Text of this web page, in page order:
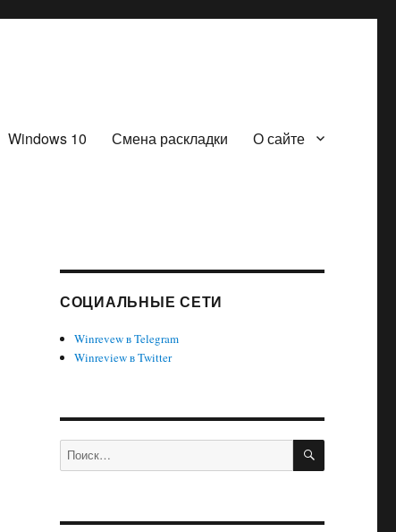
Windows 10 Смена раскладки О сайте
СОЦИАЛЬНЫЕ СЕТИ
Winrevew в Telegram
Winreview в Twitter
Искать: ПОИСК